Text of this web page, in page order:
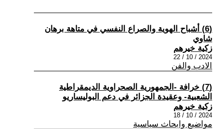
(6) أشباح الهوية والصراع النفسي في متاهة برهان
شاوي
زكية خيرهم
2024 / 10 / 22
الادب والفن
(7) خرافة -الجمهورية الصحراوية الديمقراطية
الشعبية- وعقيدة الجزائر في دعم البوليساريو
زكية خيرهم
2024 / 10 / 18
مواضيع وابحاث سياسية